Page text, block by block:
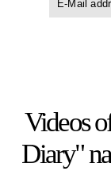
Videos
Diary"